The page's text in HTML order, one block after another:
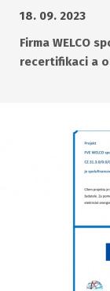
18. 09. 2023
Firma WELCO
recertifikaci a